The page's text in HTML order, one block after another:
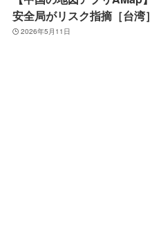
安全局がリスク指摘［台湾
2026年5月11日